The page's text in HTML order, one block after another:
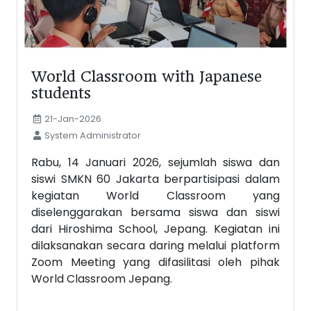
World Classroom with Japanese
students
21-Jan-2026
System Administrator
Rabu, 14 Januari 2026, sejumlah siswa dan
siswi SMKN 60 Jakarta berpartisipasi dalam
kegiatan World Classroom yang
diselenggarakan bersama siswa dan siswi
dari Hiroshima School, Jepang. Kegiatan ini
dilaksanakan secara daring melalui platform
Zoom Meeting yang difasilitasi oleh pihak
World Classroom Jepang.